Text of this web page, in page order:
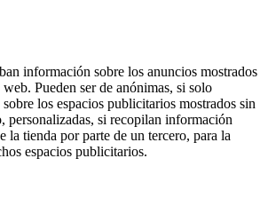
información sobre los anuncios mostrados
Pueden ser de anónimas, si solo
los espacios publicitarios mostrados sin
personalizadas, si recopilan información
la tienda por parte de un tercero, para la
espacios publicitarios.